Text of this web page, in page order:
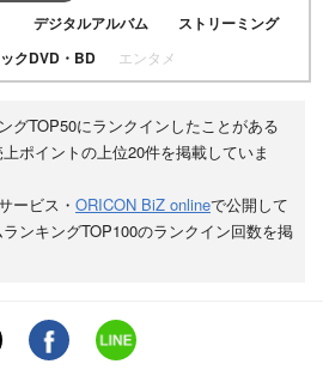
デジタルアルバム
ストリーミング
クDVD・BD
エンタメ
グTOP50にランクインしたことがある
ポイントの上位20件を掲載していま
ービス・ ORICON BiZ onlineで公開して
ンキングTOP100のランクイン回数を掲